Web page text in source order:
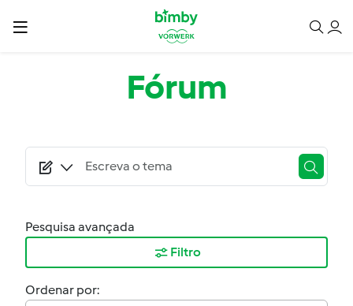
Passar para o conteúdo principal
Fórum
Pesquisa avançada
Filtro
Ordenar por: